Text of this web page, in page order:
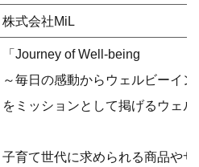
株式会社MiL
「Journey of Well-being
～毎日の感動からウェルビーイ
をミッションとして掲げるウェ
子育て世代に求められる商品や